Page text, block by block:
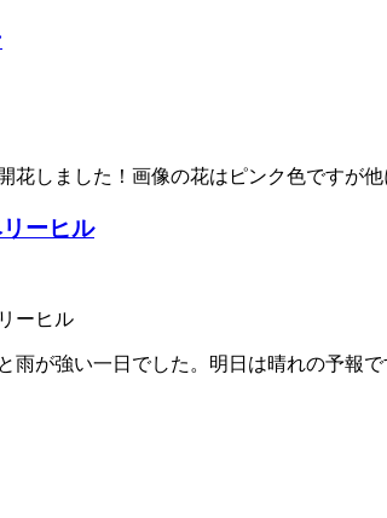
花しました！画像の花はピンク色ですが
ーヒル
雨が強い一日でした。明日は晴れの予報